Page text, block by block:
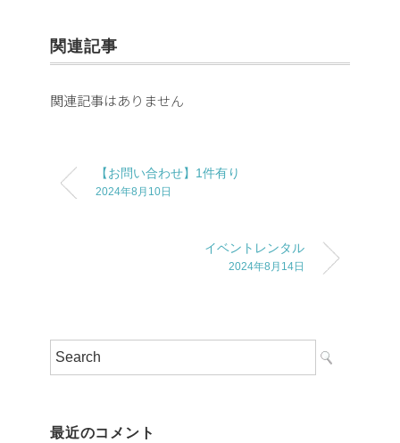
関連記事
関連記事はありません
【お問い合わせ】1件有り
2024年8月10日
イベントレンタル
2024年8月14日
最近のコメント